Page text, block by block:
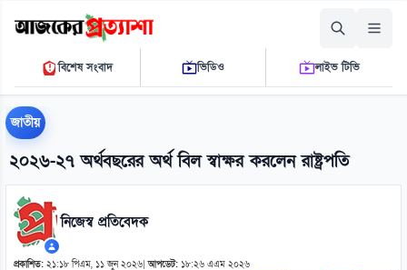
বৃহস্পতিবার, ০৬ আগস্ট ২০২৬
০১ ৩৪ ৪৩ পি.এম.THE DAILY AJKER PROTTASHA
বিশেষ সংবাদ ভিডিও লাইভ টিভি
জাতীয়
২০২৬-২৭ অর্থবছরের অর্থ বিল স্বাক্ষর করলেন রাষ্ট্রপতি
নিজেস্ব প্রতিবেদক
প্রকাশিত: ২১:১৮ পিএম, ১১ জুন ২০২৬ |আপডেট: ১৮:২৬ এএম ২০২৬